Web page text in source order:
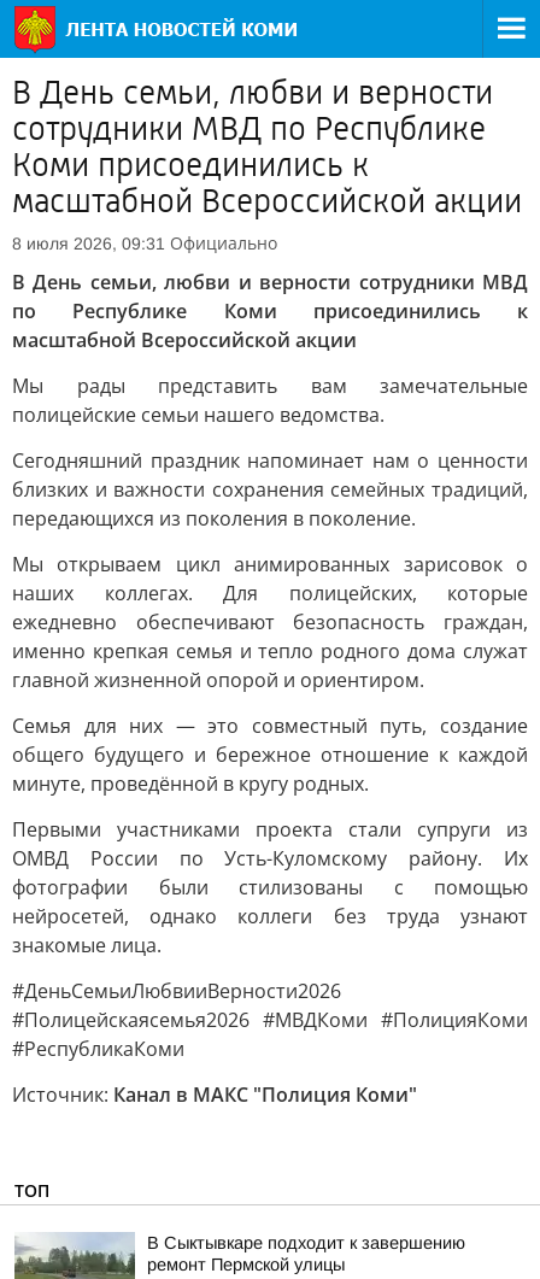
В День семьи, любви и верности
сотрудники МВД по Республике
Коми присоединились к
масштабной Всероссийской акции
8 июля 2026, 09:31 Официально
В День семьи, любви и верности сотрудники МВД
по Республике Коми присоединились к
масштабной Всероссийской акции
Мы рады представить вам замечательные
полицейские семьи нашего ведомства.
Сегодняшний праздник напоминает нам о ценности
близких и важности сохранения семейных традиций,
передающихся из поколения в поколение.
Мы открываем цикл анимированных зарисовок о
наших коллегах. Для полицейских, которые
ежедневно обеспечивают безопасность граждан,
именно крепкая семья и тепло родного дома служат
главной жизненной опорой и ориентиром.
Семья для них — это совместный путь, создание
общего будущего и бережное отношение к каждой
минуте, проведённой в кругу родных.
Первыми участниками проекта стали супруги из
ОМВД России по Усть-Куломскому району. Их
фотографии были стилизованы с помощью
нейросетей, однако коллеги без труда узнают
знакомые лица.
#ДеньСемьиЛюбвииВерности2026
#Полицейскаясемья2026 #МВДКоми #ПолицияКоми
#РеспубликаКоми
Источник: Канал в МАКС "Полиция Коми"
ТОП
В Сыктывкаре подходит к завершению
ремонт Пермской улицы